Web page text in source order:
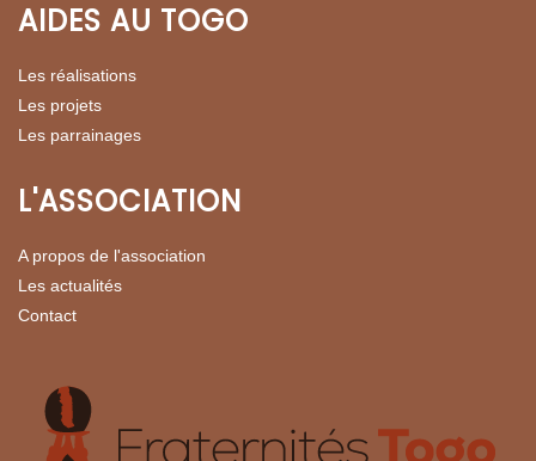
AIDES AU TOGO
Les réalisations
Les projets
Les parrainages
L'ASSOCIATION
A propos de l'association
Les actualités
Contact